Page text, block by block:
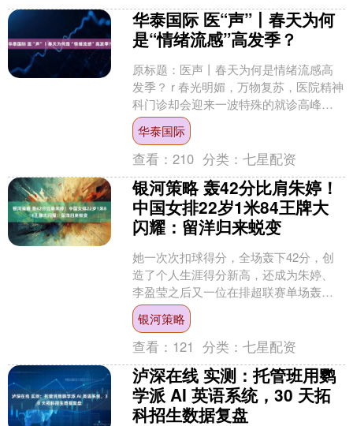
华泰国际 医“声”丨春天为何
是“情绪流感”高发季？
原标题：医声丨春天为何是情绪流感高
发季？ r 春光明媚，万物复苏，医院精神
科门诊却会迎来一波特殊的就诊高峰。
据专家临床观察，每年3月到5月，焦
虑、抑郁、睡眠紊乱....
华泰国际
查看：210 分类：七星配资
银河策略 轰42分比肩朱婷！
中国女排22岁1米84王牌大
闪耀：留洋归来蜕变
她一次次扣球得分，全场轰下42分，创
造了个人生涯得分新高，还成为朱婷、
李盈莹之后又一位在排超联赛单场轰下
40+的中国女排球员。庄宇珊留洋归来真
的蜕变了。22岁的....
银河策略
查看： 121 分类：七星配资
泸深在线 实测：托管班用鹦
学派 AI 英语系统，30 天拓
科招生数据复盘